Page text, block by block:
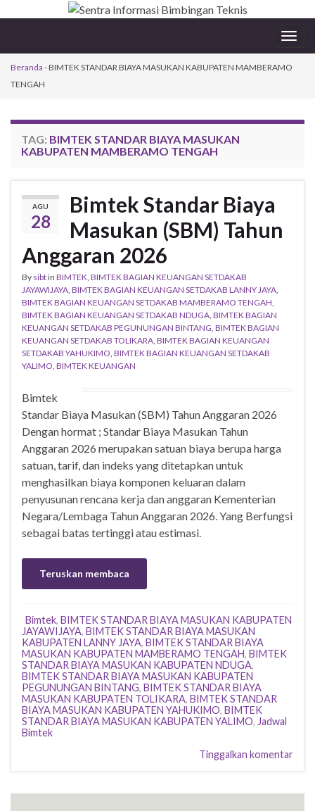
Beranda -BIMTEK STANDAR BIAYA MASUKAN KABUPATEN MAMBERAMO
TENGAH
TAG: BIMTEK STANDAR BIAYA MASUKAN
KABUPATEN MAMBERAMO TENGAH
AGU
28
Bimtek Standar Biaya
Masukan (SBM) Tahun
Anggaran 2026
By sibtin BIMTEK BIMTEK BAGIAN KEUANGAN SETDAKAB
JAYAWIJAYA BIMTEK BAGIAN KEUANGAN SETDAKAB LANNY JAYA
BIMTEK BAGIAN KEUANGAN SETDAKAB MAMBERAMO TENGAH
BIMTEK BAGIAN KEUANGAN SETDAKAB NDUGA BIMTEK BAGIAN
KEUANGAN SETDAKAB PEGUNUNGAN BINTANG BIMTEK BAGIAN
KEUANGAN SETDAKAB TOLIKARA BIMTEK BAGIAN KEUANGAN
SETDAKAB YAHUKIMO BIMTEK BAGIAN KEUANGAN SETDAKAB
YALIMO BIMTEK KEUANGAN
Bimtek
Standar Biaya Masukan (SBM) Tahun Anggaran 2026
Dengan hormat ; Standar Biaya Masukan Tahun
Anggaran 2026 merupakan satuan biaya berupa harga
satuan, tarif, dan indeks yang ditetapkan untuk
menghasilkan biaya komponen keluaran dalam
penyusunan rencana kerja dan anggaran Kementerian
Negara/Lembaga Tahun Anggaran 2026. Yang Berfungsi
sebagai batas tertinggi atau estimasi.
Teruskan membaca
Bimtek, BIMTEK STANDAR BIAYA MASUKAN KABUPATEN
JAYAWIJAYA, BIMTEK STANDAR BIAYA MASUKAN
KABUPATEN LANNY JAYA, BIMTEK STANDAR BIAYA
MASUKAN KABUPATEN MAMBERAMO TENGAH, BIMTEK
STANDAR BIAYA MASUKAN KABUPATEN NDUGA,
BIMTEK STANDAR BIAYA MASUKAN KABUPATEN
PEGUNUNGAN BINTANG, BIMTEK STANDAR BIAYA
MASUKAN KABUPATEN TOLIKARA, BIMTEK STANDAR
BIAYA MASUKAN KABUPATEN YAHUKIMO, BIMTEK
STANDAR BIAYA MASUKAN KABUPATEN YALIMO, Jadwal
Bimtek
Tinggalkan komentar